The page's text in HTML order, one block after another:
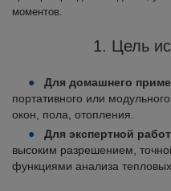
моментов.
1. Цель
Для домашнего
портативного или
окон, пола, отопления.
Для экспертной
высоким разрешением,
функциями анализа тепловых